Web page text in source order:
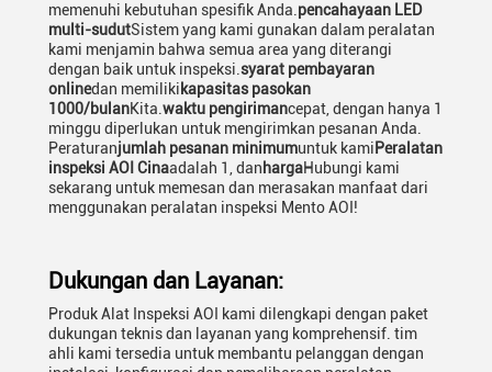
memenuhi kebutuhan spesifik Anda. pencahayaan LED
multi-sudutSistem yang kami gunakan dalam peralatan
kami menjamin bahwa semua area yang diterangi
dengan baik untuk inspeksi. syarat pembayaran
onlinedan memiliki kapasitas pasokan
1000/bulanKita. waktu pengirimancepat, dengan hanya 1
minggu diperlukan untuk mengirimkan pesanan Anda.
Peraturanjumlah pesanan minimumuntuk kami Peralatan
inspeksi AOI Cinaadalah 1, danhargaHubungi kami
sekarang untuk memesan dan merasakan manfaat dari
menggunakan peralatan inspeksi Mento AOI!
Dukungan dan Layanan:
Produk Alat Inspeksi AOI kami dilengkapi dengan paket
dukungan teknis dan layanan yang komprehensif. tim
ahli kami tersedia untuk membantu pelanggan dengan